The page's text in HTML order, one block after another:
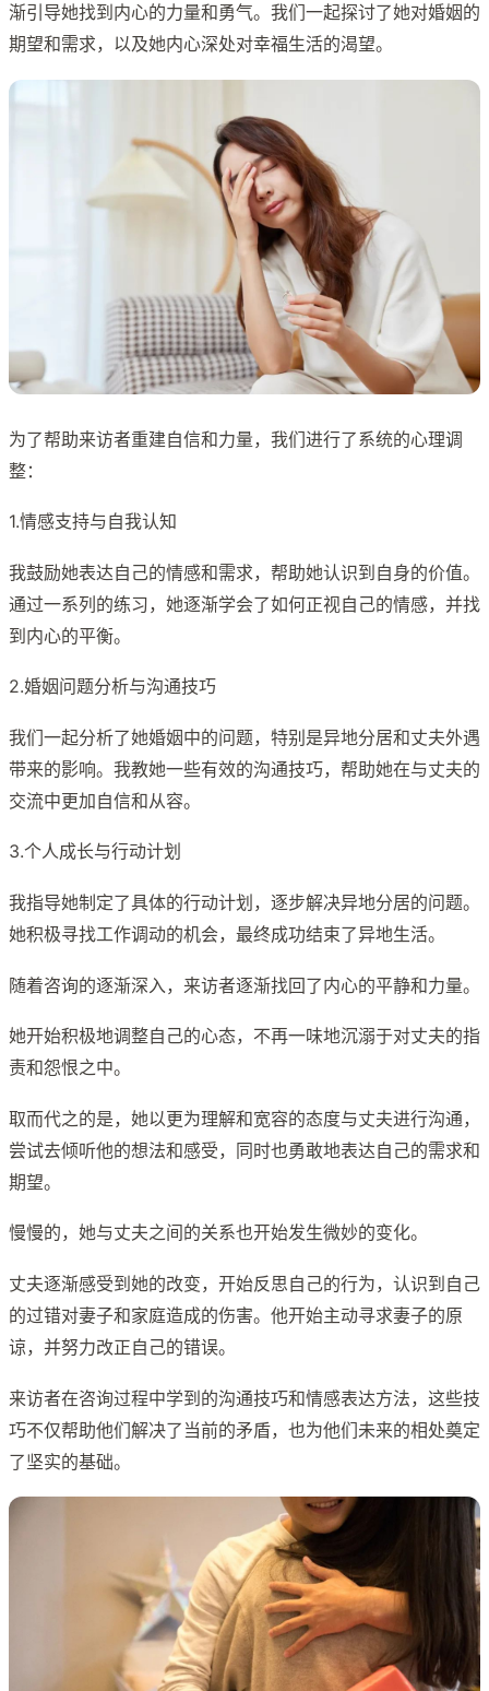
渐引导她找到内心的力量和勇气。我们一起探讨了她对婚姻的
期望和需求，以及她内心深处对幸福生活的渴望。
为了帮助来访者重建自信和力量，我们进行了系统的心理调
整：
1.情感支持与自我认知
我鼓励她表达自己的情感和需求，帮助她认识到自身的价值。
通过一系列的练习，她逐渐学会了如何正视自己的情感，并找
到内心的平衡。
2.婚姻问题分析与沟通技巧
我们一起分析了她婚姻中的问题，特别是异地分居和丈夫外遇
带来的影响。我教她一些有效的沟通技巧，帮助她在与丈夫的
交流中更加自信和从容。
3.个人成长与行动计划
我指导她制定了具体的行动计划，逐步解决异地分居的问题。
她积极寻找工作调动的机会，最终成功结束了异地生活。
随着咨询的逐渐深入，来访者逐渐找回了内心的平静和力量。
她开始积极地调整自己的心态，不再一味地沉溺于对丈夫的指
责和怨恨之中。
取而代之的是，她以更为理解和宽容的态度与丈夫进行沟通，
尝试去倾听他的想法和感受，同时也勇敢地表达自己的需求和
期望。
慢慢的，她与丈夫之间的关系也开始发生微妙的变化。
丈夫逐渐感受到她的改变，开始反思自己的行为，认识到自己
的过错对妻子和家庭造成的伤害。他开始主动寻求妻子的原
谅，并努力改正自己的错误。
来访者在咨询过程中学到的沟通技巧和情感表达方法，这些技
巧不仅帮助他们解决了当前的矛盾，也为他们未来的相处奠定
了坚实的基础。